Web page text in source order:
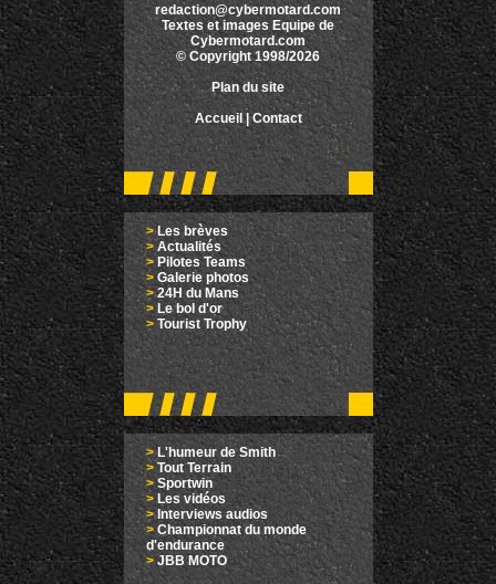
redaction@cybermotard.com
Textes et images Equipe de
Cybermotard.com
© Copyright 1998/2026
Plan du site
Accueil|Contact
>Les brèves
>Actualités
> Pilotes Teams
>Galerie photos
>24H du Mans
>Le bol d'or
> Tourist Trophy
>L'humeur de Smith
>Tout Terrain
> Sportwin
>Les vidéos
>Interviews audios
>Championnat du monde
d'endurance
> JBB MOTO